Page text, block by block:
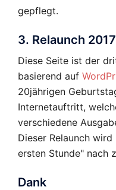
gepflegt.
3. Relaunch 2017
Diese Seite ist der
basierend auf
20jährigen
Internetauftritt,
verschiedene
Dieser Relaunch
ersten Stunde" nach
Dank